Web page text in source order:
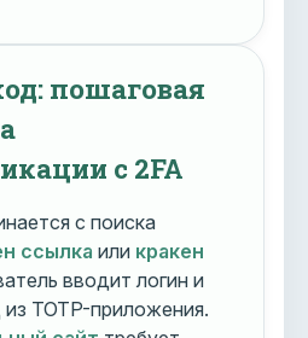
пошаговая
с 2FA
с поиска
ссылка или кракен
вводит логин и
TOTP-приложения.